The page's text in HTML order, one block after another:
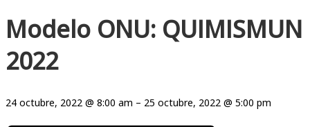
Modelo ONU: QUIMISMUN
2022
24 octubre, 2022 @ 8:00 am – 25 octubre, 2022 @ 5:00 pm